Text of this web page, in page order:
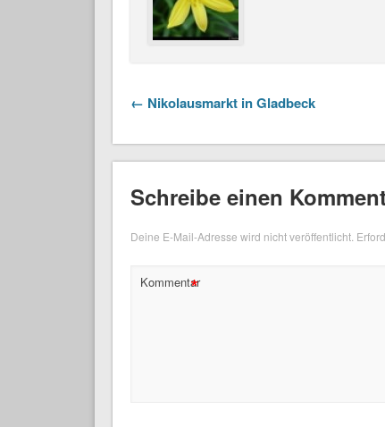
← Nikolausmarkt in Gladbeck
Schreibe einen
Deine E-Mail-Adresse wird nicht veröffentlicht.
Kommentar
*